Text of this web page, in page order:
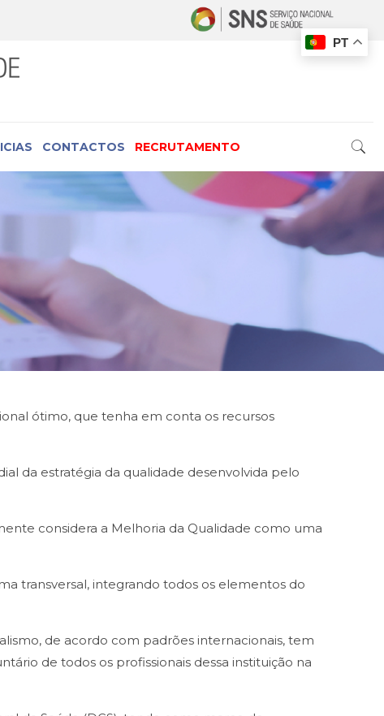
CONTACTOS RECRUTAMENTO
ótimo, que tenha em conta os recursos
da estratégia da qualidade desenvolvida pelo
considera a Melhoria da Qualidade como uma
transversal, integrando todos os elementos do
de acordo com padrões internacionais, tem
de todos os profissionais dessa instituição na
PT